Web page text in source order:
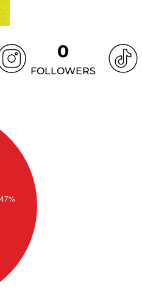
0
FOLLOWERS